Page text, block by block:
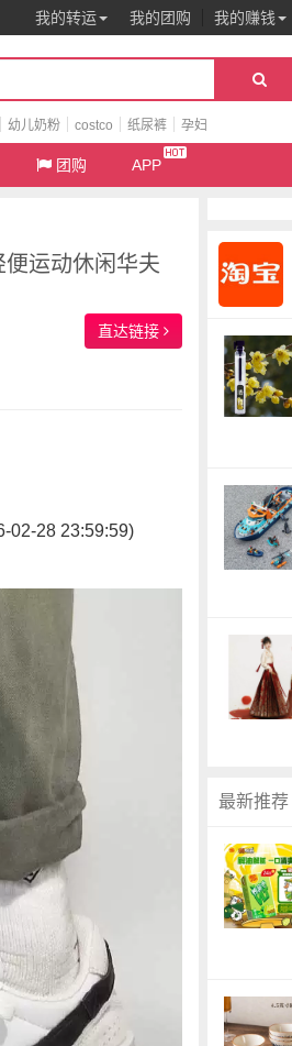
我的转运 我的团购 我的赚钱
幼儿奶粉 costco 纸尿裤 孕妇
团购 APP
运动休闲华夫
直达链接
02-28 23:59:59)
最新推荐